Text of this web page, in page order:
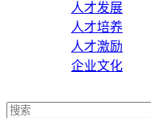
人才发展
人才培养
人才激励
企业文化